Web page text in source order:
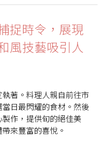
捉時令，展現
風技藝吸引人
著。料理人親自前往市
日最閃耀的食材。然後
作，提供旬的絕佳美
來豐富的喜悅。